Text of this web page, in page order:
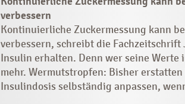
verbessern
Kontinuierliche Zuckermessung kann
verbessern, schreibt die Fachzeitschrift
Insulin erhalten. Denn wer seine
mehr. Wermutstropfen: Bisher
Insulindosis selbständig anpassen,